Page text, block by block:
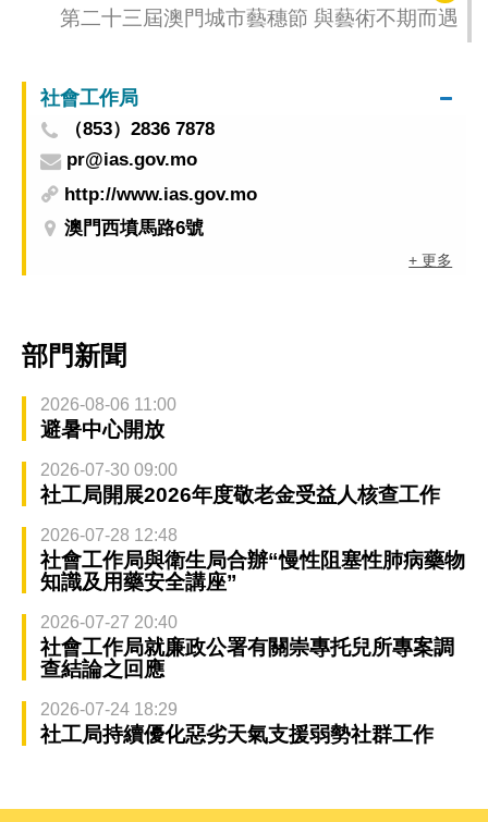
第二十三屆澳門城市藝穗節 與藝術不期而遇
社會工作局
（853）2836 7878
pr@ias.gov.mo
http://www.ias.gov.mo
澳門西墳馬路6號
+ 更多
部門新聞
2026-08-06 11:00
避暑中心開放
2026-07-30 09:00
社工局開展2026年度敬老金受益人核查工作
2026-07-28 12:48
社會工作局與衛生局合辦“慢性阻塞性肺病藥物
知識及用藥安全講座”
2026-07-27 20:40
社會工作局就廉政公署有關崇專托兒所專案調
查結論之回應
2026-07-24 18:29
社工局持續優化惡劣天氣支援弱勢社群工作